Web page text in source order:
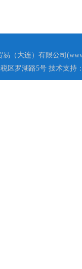
（大连）有限公司
区罗湖路5号 技术支持